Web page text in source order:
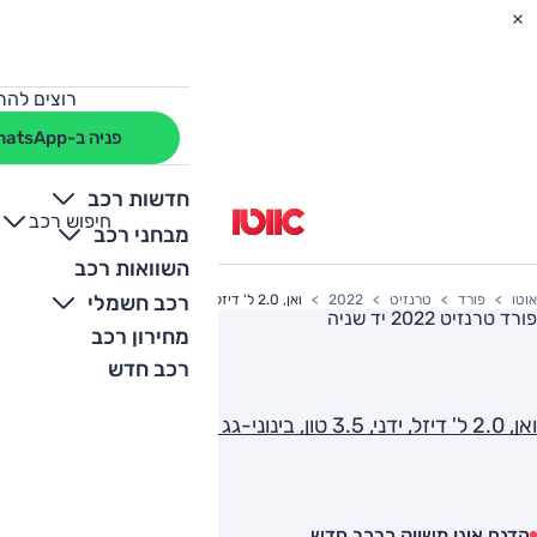
רוצים
פניה ב-WhatsApp
חדשות רכב
מבחני רכב
השוואות רכב
רכב חשמלי
מחירון רכב
רכב חדש
חיפוש רכב
+
-
אוטו פורד טרנזיט 2022 ואן, 2.0 ל' דיזל, ידני, 3.5 טון, בינוני-גג בינוני, 355M
פורד טרנזיט 2022 יד שניה
ואן, 2.0 ל' דיזל, ידני, 3.5 טון, בינוני-גג בינוני, 355M